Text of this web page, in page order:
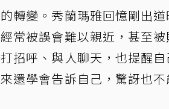
轉變。秀蘭瑪雅回憶剛出道
常被誤會難以親近，甚至被
招呼、與人聊天，也提醒自
還學會告訴自己，驚訝也不